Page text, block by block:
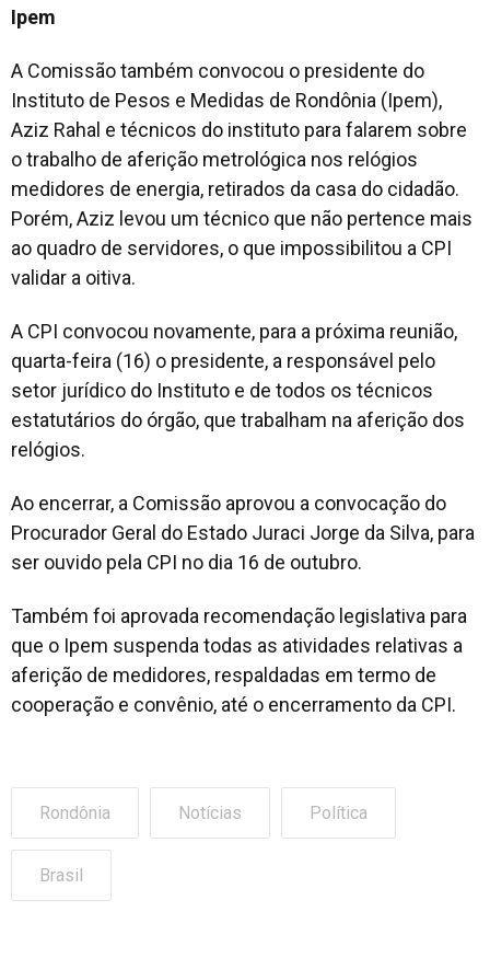
Ipem
A Comissão também convocou o presidente do
Instituto de Pesos e Medidas de Rondônia (Ipem),
Aziz Rahal e técnicos do instituto para falarem sobre
o trabalho de aferição metrológica nos relógios
medidores de energia, retirados da casa do cidadão.
Porém, Aziz levou um técnico que não pertence mais
ao quadro de servidores, o que impossibilitou a CPI
validar a oitiva.
A CPI convocou novamente, para a próxima reunião,
quarta-feira (16) o presidente, a responsável pelo
setor jurídico do Instituto e de todos os técnicos
estatutários do órgão, que trabalham na aferição dos
relógios.
Ao encerrar, a Comissão aprovou a convocação do
Procurador Geral do Estado Juraci Jorge da Silva, para
ser ouvido pela CPI no dia 16 de outubro.
Também foi aprovada recomendação legislativa para
que o Ipem suspenda todas as atividades relativas a
aferição de medidores, respaldadas em termo de
cooperação e convênio, até o encerramento da CPI.
Rondônia Notícias Política
Brasil